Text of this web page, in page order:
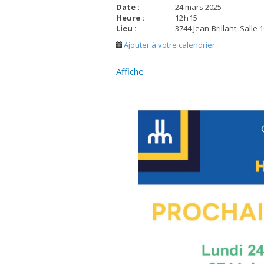
Date :
24 mars 2025
Heure :
12h15
Lieu :
3744 Jean-Brillant, Salle
Ajouter à votre calendrier
Affiche